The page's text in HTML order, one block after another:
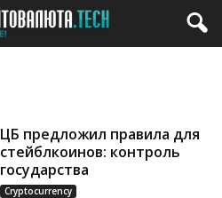
ЦБ предложил правила для
стейблкоинов: контроль
государства
Cryptocurrency